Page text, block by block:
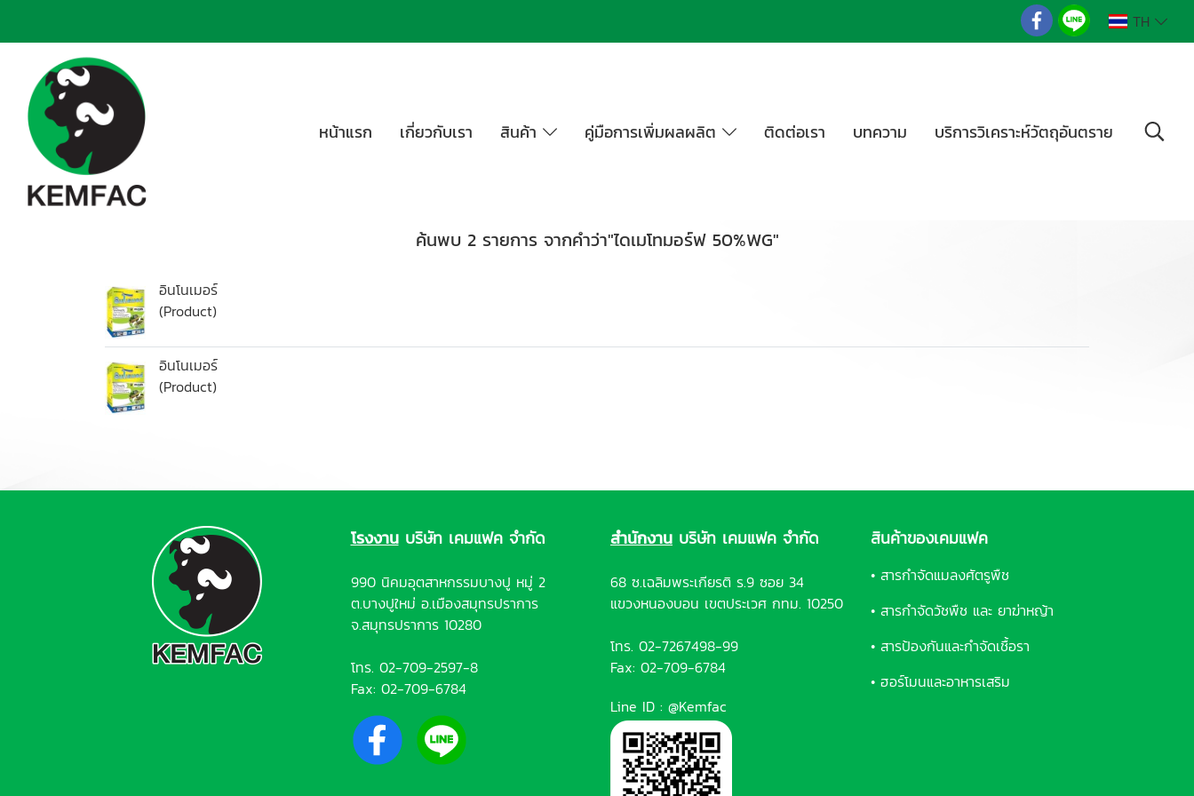
TH
หน้าแรก เกี่ยวกับเรา สินค้า คู่มือการเพิ่มผลผลิต ติดต่อเรา บทความ บริการวิเคราะห์วัตถุอันตราย
ค้นพบ 2 รายการ จากคำว่า"ไดเมโทมอร์ฟ 50%WG"
อินโนเมอร์
(Product)
อินโนเมอร์
(Product)
โรงงานบริษัท เคมแฟค จำกัด
990 นิคมอุตสาหกรรมบางปู หมู่ 2
ต.บางปูใหม่ อ.เมืองสมุทรปราการ
จ.สมุทรปราการ 10280
โทร. 02-709-2597-8
Fax: 02-709-6784
สำนักงาน บริษัท เคมแฟค จำกัด
68 ซ.เฉลิมพระเกียรติ ร.9 ซอย 34
แขวงหนองบอน เขตประเวศ กทม. 10250
โทร. 02-7267498-99
Fax: 02-709-6784
Line ID : @Kemfac
สินค้าของเคมแฟค
• สารกำจัดแมลงศัตรูพืช
• สารกำจัดวัชพืช และ ยาฆ่าหญ้า
• สารป้องกันและกำจัดเชื้อรา
• ฮอร์โมนและอาหารเสริม